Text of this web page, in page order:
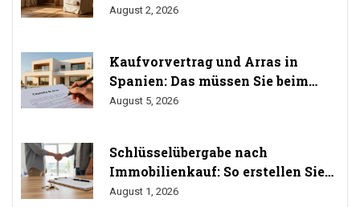
gesundes Wohnen
August 2, 2026
Kaufvorvertrag und Arras in
Spanien: Das müssen Sie beim
Immobilienkauf wissen
August 5, 2026
Schlüsselübergabe nach
Immobilienkauf: So erstellen Sie
das Übergabeprotokoll richtig
August 1, 2026